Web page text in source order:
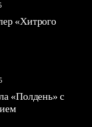
«Хитрого
«Полдень» с